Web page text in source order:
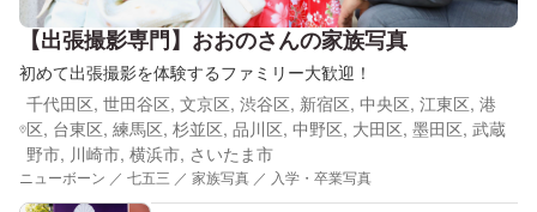
【出張撮影専門】おおのさんの家族写真
初めて出張撮影を体験するファミリー大歓迎！
千代田区, 世田谷区, 文京区, 渋谷区, 新宿区, 中央区, 江東区, 港
区, 台東区, 練馬区, 杉並区, 品川区, 中野区, 大田区, 墨田区, 武蔵
野市, 川崎市, 横浜市, さいたま市
ニューボーン ／ 七五三 ／ 家族写真 ／ 入学・卒業写真